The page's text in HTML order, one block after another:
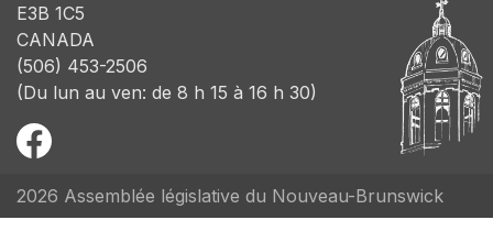
E3B 1C5
CANADA
(506) 453-2506
(Du lun au ven: de 8 h 15 à 16 h 30)
2026 Assemblée législative du Nouveau-Brunswick